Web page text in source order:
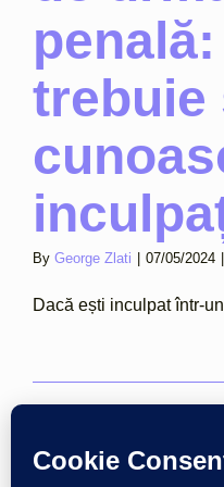
penală:
trebuie
By George Zlati 07/05/2024
Dacă ești inculpat într-